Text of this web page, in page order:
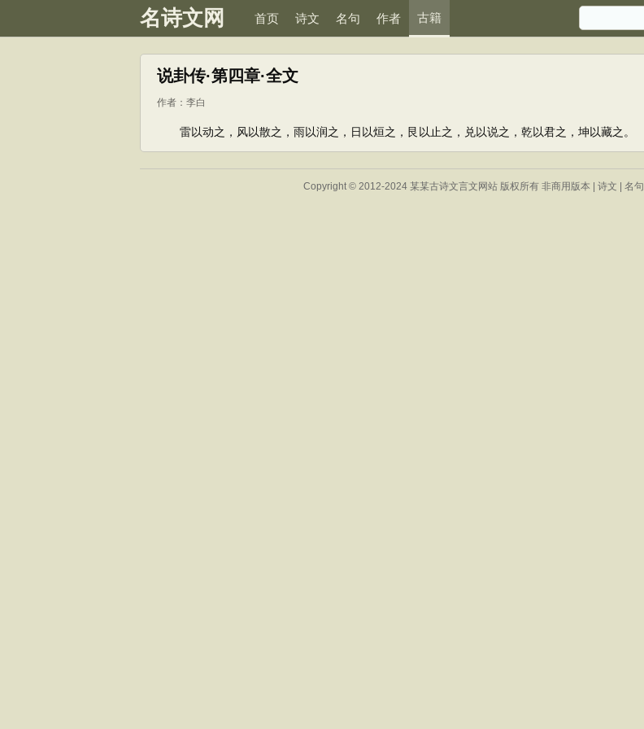
名诗文网 首页 诗文 名句 作者 古籍
说卦传·第四章·全文
作者： 李白
雷以动之，风以散之，雨以润之，日以烜之，艮以止之，兑以说之，乾以君之，坤以藏之。
Copyright © 2012-2024 某某古诗文言文网站 版权所有 非商用版本 | 诗文 名句